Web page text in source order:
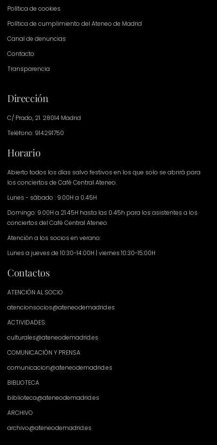
Política de cookies
Política de cumplimiento del Ateneo de Madrid
Canal de denuncias
Contacto
Transparencia
Dirección
C/ Prado, 21. 28014 Madrid
Teléfono: 914291750
Horario
Abierto todos los días salvo festivos en los que solo se abrirá para
los conciertos de Café Central Ateneo.
Lunes - sábado : 9.00H a 0.45H
Domingo: 9.00H a 21.45H hasta las 0.45h para los asistentes a los
conciertos del Café Central Ateneo.
Atención a los socios en verano:
Lunes a jueves de 10:30-14:00H | viernes 10:30-15:00H
Contactos
ATENCIÓN AL SOCIO
atencionsocios@ateneodemadrid.es
ACTIVIDADES:
culturales@ateneodemadrid.es
COMUNICACIÓN Y PRENSA
comunicacion@ateneodemadrid.es
BIBLIOTECA
biblioteca@ateneodemadrid.es
ARCHIVO
archivo@ateneodemadrid.es